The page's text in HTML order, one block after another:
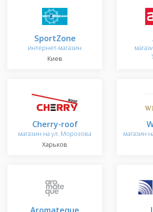
SportZone
интернет-магазин
Киев
Cherry-roof
магазин на ул. Морозова
Харьков
магазин